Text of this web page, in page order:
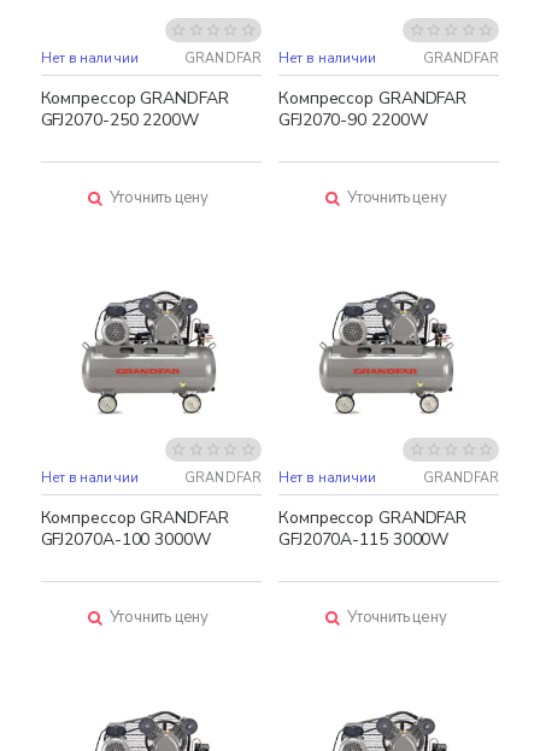
Нет в наличии GRANDFAR
Компрессор GRANDFAR
GFJ2070-250 2200W
Уточнить цену
Нет в наличии GRANDFAR
Компрессор GRANDFAR
GFJ2070-90 2200W
Уточнить цену
Нет в наличии GRANDFAR
Компрессор GRANDFAR
GFJ2070A-100 3000W
Уточнить цену
Нет в наличии GRANDFAR
Компрессор GRANDFAR
GFJ2070A-115 3000W
Уточнить цену